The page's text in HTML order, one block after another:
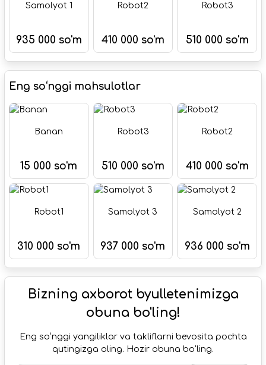
Samolyot 1
935 000 so'm
Robot2
410 000 so'm
Robot3
510 000 so'm
Eng soʻnggi mahsulotlar
Banan
15 000 so'm
Robot3
510 000 so'm
Robot2
410 000 so'm
Robot1
310 000 so'm
Samolyot 3
937 000 so'm
Samolyot 2
936 000 so'm
Bizning axborot byulletenimizga
obuna bo'ling!
Eng soʻnggi yangiliklar va takliflarni bevosita pochta
qutingizga oling. Hozir obuna boʻling.